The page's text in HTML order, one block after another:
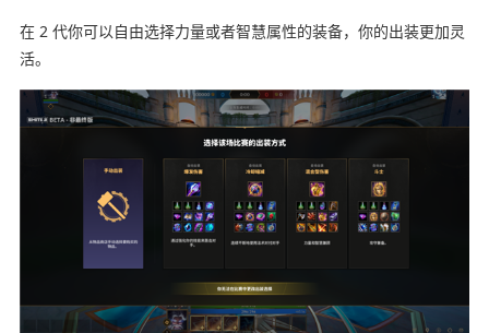
在 2 代你可以自由选择力量或者智慧属性的装备，你的出装更加灵
活。